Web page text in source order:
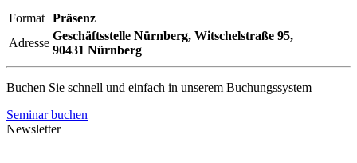
Format Präsenz
Adresse
Geschäftsstelle Nürnberg, Witschelstraße 95,
90431 Nürnberg
Buchen Sie schnell und einfach in unserem Buchungssystem
Seminar buchen
Newsletter